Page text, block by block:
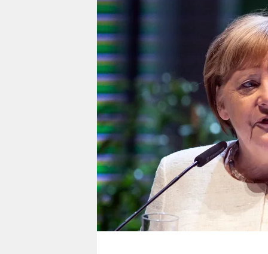
nord
wahrheit
verlag
verlag
veranstaltungen
shop
fragen & hilfe
unterstützen
genossenschaft